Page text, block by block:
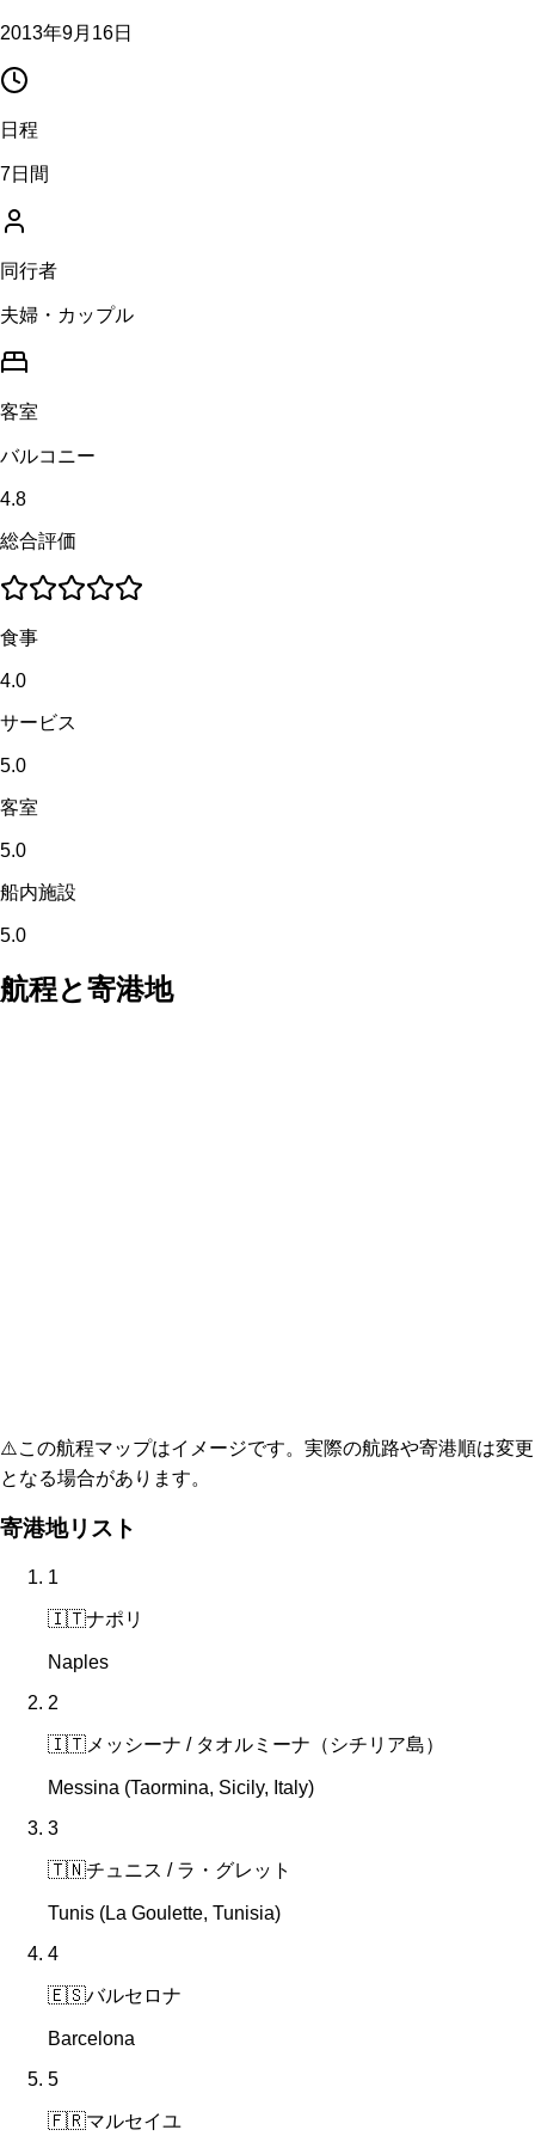
2013年9月16日
日程
7日間
同行者
夫婦・カップル
客室
バルコニー
4.8
総合評価
食事
4.0
サービス
5.0
客室
5.0
船内施設
5.0
航程と寄港地
⚠️この航程マップはイメージです。実際の航路や寄港順は変更
となる場合があります。
寄港地リスト
1
🇮🇹ナポリ
Naples
2
🇮🇹 メッシーナ / タオルミーナ（シチリア島）
Messina (Taormina, Sicily, Italy)
3
🇹🇳チュニス / ラ・グレット
Tunis (La Goulette, Tunisia)
4
🇪🇸バルセロナ
Barcelona
5
🇫🇷マルセイユ